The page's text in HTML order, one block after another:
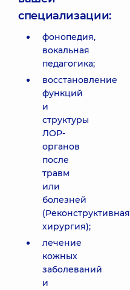
специализации:
фонопедия,
вокальная
педагогика;
восстановление
функций
и
структуры
ЛОР-
органов
после
травм
или
болезней
(Реконструктивная
хирургия);
лечение
кожных
заболеваний
и